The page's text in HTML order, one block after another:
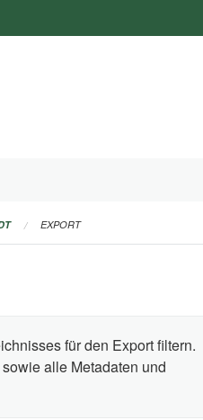
EXPORT
für den Export filtern.
alle Metadaten und